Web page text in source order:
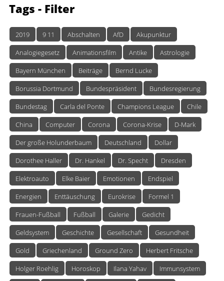
Tags - Filter
2019 9 11 Abschalten AfD
Akupunktur
Analogiegesetz
Animationsfilm Antike
Astrologie
Bayern München
Beiträge
Bernd Lucke
Borussia Dortmund
Bundespräsident
Bundesregierung
Bundestag
Carla del Ponte Champions League
Chile
China
Computer Corona Corona-Krise
D-Mark
Der große Holunderbaum
Deutschland
Dollar
Dorothee Haller
Dr. Hankel Dr. Specht
Dresden
Elektroauto
Elke Baier Emotionen
Endspiel
Energien
Enttäuschung Eurokrise
Formel 1
Frauen-Fußball
Fußball Galerie
Gedicht
Geldsystem
Geschichte Gesellschaft
Gesundheit
Gold
Griechenland Ground Zero
Herbert Fritsche
Holger Roehlig
Horoskop Ilana Yahav
Immunsystem